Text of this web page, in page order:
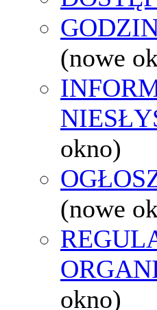
(nowe
okno)
(nowe
okno)